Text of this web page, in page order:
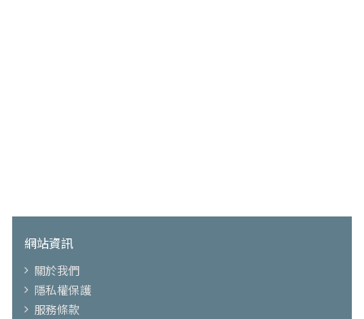
網站資訊
關於我們
隱私權保護
服務條款